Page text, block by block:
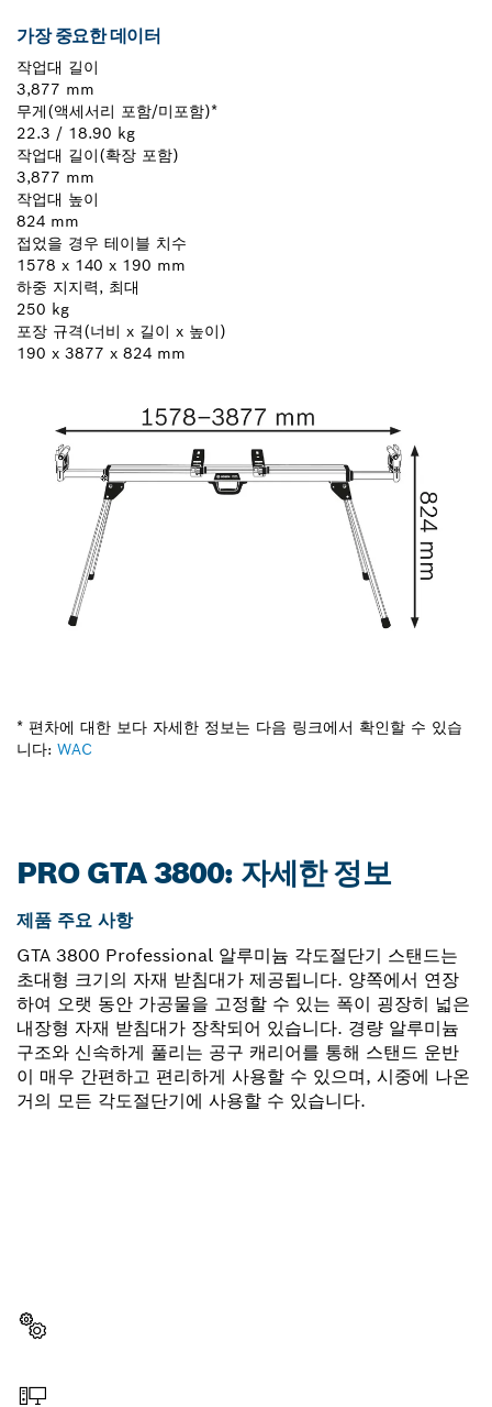
가장 중요한 데이터
작업대 길이
3,877 mm
무게(액세서리 포함/미포함)*
22.3 / 18.90 kg
작업대 길이(확장 포함)
3,877 mm
작업대 높이
824 mm
접었을 경우 테이블 치수
1578 x 140 x 190 mm
하중 지지력, 최대
250 kg
포장 규격(너비 x 길이 x 높이)
190 x 3877 x 824 mm
* 편차에 대한 보다 자세한 정보는 다음 링크에서 확인할 수 있습
니다: WAC
PRO GTA 3800: 자세한 정보
제품 주요 사항
GTA 3800 Professional 알루미늄 각도절단기 스탠드는
초대형 크기의 자재 받침대가 제공됩니다. 양쪽에서 연장
하여 오랫 동안 가공물을 고정할 수 있는 폭이 굉장히 넓은
내장형 자재 받침대가 장착되어 있습니다. 경량 알루미늄
구조와 신속하게 풀리는 공구 캐리어를 통해 스탠드 운반
이 매우 간편하고 편리하게 사용할 수 있으며, 시중에 나온
거의 모든 각도절단기에 사용할 수 있습니다.